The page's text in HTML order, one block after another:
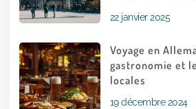
22 janvier 2025
Voyage en
gastronomie et
locales
19 décembre 2024